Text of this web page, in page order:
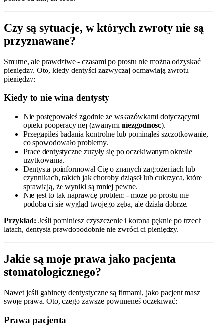
Czy są sytuacje, w których zwroty nie są
przyznawane?
Smutne, ale prawdziwe - czasami po prostu nie można odzyskać
pieniędzy. Oto, kiedy dentyści zazwyczaj odmawiają zwrotu
pieniędzy:
Kiedy to nie wina dentysty
Nie postępowałeś zgodnie ze wskazówkami dotyczącymi
opieki pooperacyjnej (zwanymi niezgodność).
Przegapiłeś badania kontrolne lub pominąłeś szczotkowanie,
co spowodowało problemy.
Prace dentystyczne zużyły się po oczekiwanym okresie
użytkowania.
Dentysta poinformował Cię o znanych zagrożeniach lub
czynnikach, takich jak choroby dziąseł lub cukrzyca, które
sprawiają, że wyniki są mniej pewne.
Nie jest to tak naprawdę problem - może po prostu nie
podoba ci się wygląd twojego zęba, ale działa dobrze.
Przykład: Jeśli pominiesz czyszczenie i korona pęknie po trzech
latach, dentysta prawdopodobnie nie zwróci ci pieniędzy.
Jakie są moje prawa jako pacjenta
stomatologicznego?
Nawet jeśli gabinety dentystyczne są firmami, jako pacjent masz
swoje prawa. Oto, czego zawsze powinieneś oczekiwać:
Prawa pacjenta